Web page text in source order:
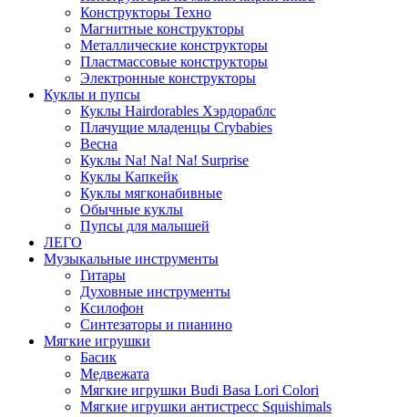
Конструкторы Техно
Магнитные конструкторы
Металлические конструкторы
Пластмассовые конструкторы
Электронные конструкторы
Куклы и пупсы
Куклы Hairdorables Хэрдораблс
Плачущие младенцы Crybabies
Весна
Куклы Na! Na! Na! Surprise
Куклы Капкейк
Куклы мягконабивные
Обычные куклы
Пупсы для малышей
ЛЕГО
Музыкальные инструменты
Гитары
Духовные инструменты
Ксилофон
Синтезаторы и пианино
Мягкие игрушки
Басик
Медвежата
Мягкие игрушки Budi Basa Lori Colori
Мягкие игрушки антистресс Squishimals